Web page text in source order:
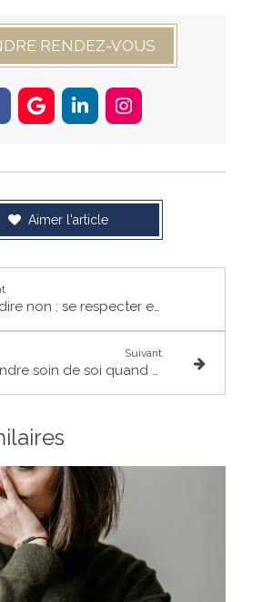
RENDEZ-VOUS
Aimer l'article
Savoir dire non : se respecter et se choisir | Lambersart
Suivant
Comment prendre soin de soi quand on est une femme stressée et fatiguée ?